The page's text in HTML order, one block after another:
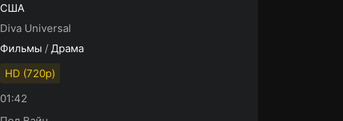
США
Diva Universal
Фильмы / Драма
HD (720p)
01:42